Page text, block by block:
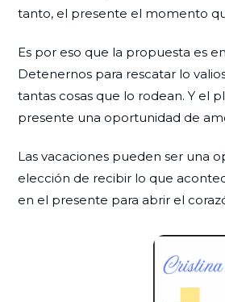
tanto, el presente el momento
Es por eso que la propuesta es
Detenernos para rescatar lo
tantas cosas que lo rodean. Y el
presente una oportunidad de
Las vacaciones pueden ser una
elección de recibir lo que
en el presente para abrir el